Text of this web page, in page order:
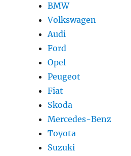
BMW
Volkswagen
Audi
Ford
Opel
Peugeot
Fiat
Skoda
Mercedes-Benz
Toyota
Suzuki